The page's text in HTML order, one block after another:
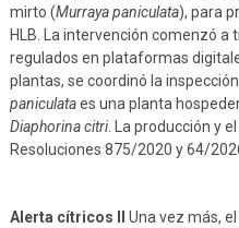
mirto (Murraya paniculata), para
HLB. La intervención comenzó
regulados en plataformas
plantas, se coordinó la
paniculataes una planta
Diaphorina citri. La producción y
Resoluciones 875/2020 y 64/
Alerta cítricos II Una vez más,